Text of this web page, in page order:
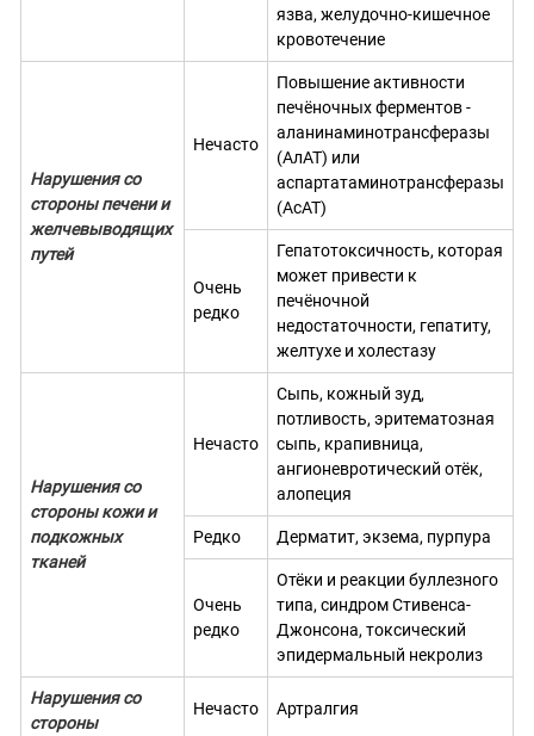
язва, желудочно-кишечное
кровотечение
Нарушения со
стороны печени и
желчевыводящих
путей
Нечасто
Повышение активности
печёночных ферментов -
аланинаминотрансферазы
(АлАТ) или
аспартатаминотрансферазы
(АсАТ)
Очень
редко
Гепатотоксичность, которая
может привести к
печёночной
недостаточности, гепатиту,
желтухе и холестазу
Нарушения со
стороны кожи и
подкожных
тканей
Нечасто
Сыпь, кожный зуд,
потливость, эритематозная
сыпь, крапивница,
ангионевротический отёк,
алопеция
Редко Дерматит, экзема, пурпура
Очень
редко
Отёки и реакции буллезного
типа, синдром Стивенса-
Джонсона, токсический
эпидермальный некролиз
Нарушения со
стороны
Нечасто Артралгия